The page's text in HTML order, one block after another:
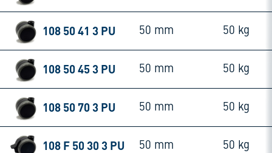
108 50 41 3 PU 50 mm 50 kg
108 50 45 3 PU 50 mm 50 kg
108 50 70 3 PU 50 mm 50 kg
108 F 50 30 3 PU 50 mm 50 kg